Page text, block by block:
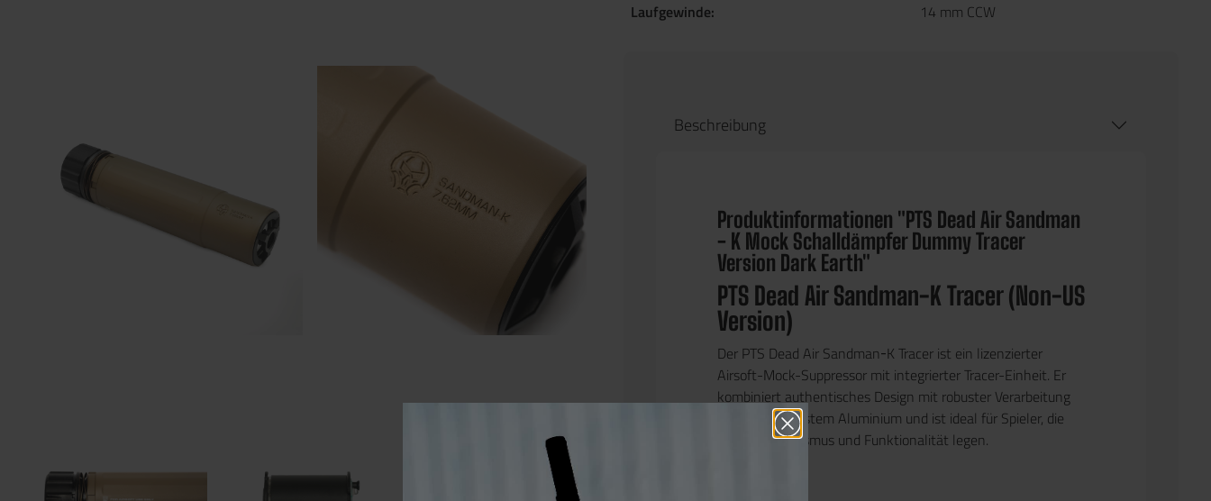
Laufgewinde:
14 mm CCW
Beschreibung
Produktinformationen "PTS Dead Air Sandman
- K Mock Schalldämpfer Dummy Tracer
Version Dark Earth"
PTS Dead Air Sandman‑K Tracer (Non‑US
Version)
Der PTS Dead Air Sandman‑K Tracer ist ein lizenzierter
Airsoft-Mock-Suppressor mit integrierter Tracer-Einheit. Er
kombiniert authentisches Design mit robuster Verarbeitung
aus CNC-gefrästem Aluminium und ist ideal für Spieler, die
Wert auf Realismus und Funktionalität legen.